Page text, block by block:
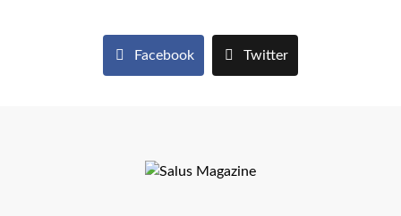
Facebook Twitter